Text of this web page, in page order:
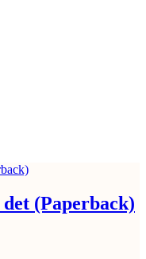
(Paperback)